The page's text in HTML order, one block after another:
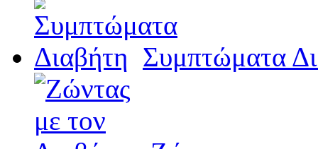
Συμπτώματα